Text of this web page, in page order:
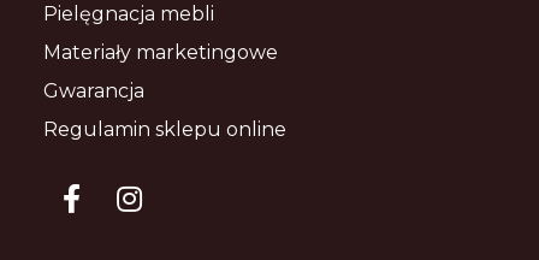
Pielęgnacja mebli
Materiały marketingowe
Gwarancja
Regulamin sklepu online